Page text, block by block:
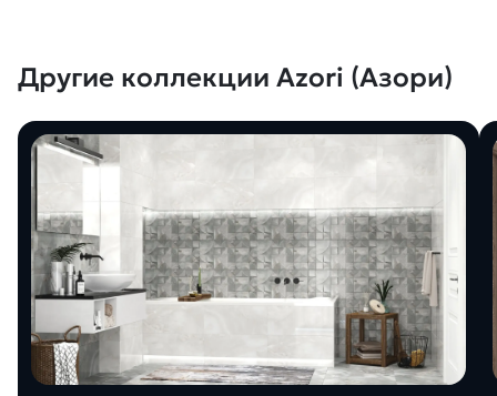
Другие коллекции Azori (Азори)